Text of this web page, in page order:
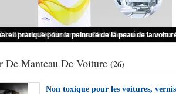
De Manteau De Voiture (26)
Non toxique pour les voitures,